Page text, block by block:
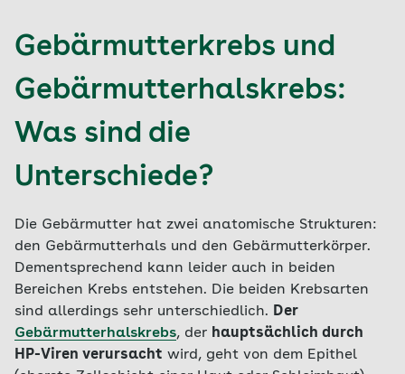
Gebärmutterkrebs und
Gebärmutterhalskrebs:
Was sind die
Unterschiede?
Die Gebärmutter hat zwei anatomische Strukturen:
den Gebärmutterhals und den Gebärmutterkörper.
Dementsprechend kann leider auch in beiden
Bereichen Krebs entstehen. Die beiden Krebsarten
sind allerdings sehr unterschiedlich. Der
Gebärmutterhalskrebs, der hauptsächlich durch
HP-Viren verursacht wird, geht von dem Epithel